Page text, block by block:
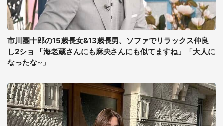
市川團十郎の15歳長女&13歳長男、ソファでリラックス仲良
し2ショ 「海老蔵さんにも麻央さんにも似てますね」「大人に
なったな~」